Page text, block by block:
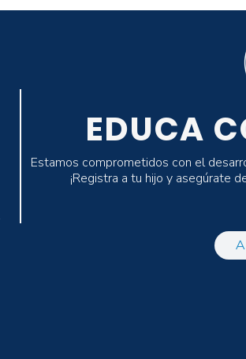
EDUCA
Estamos comprometidos con el
¡Registra a tu hijo y asegúrate